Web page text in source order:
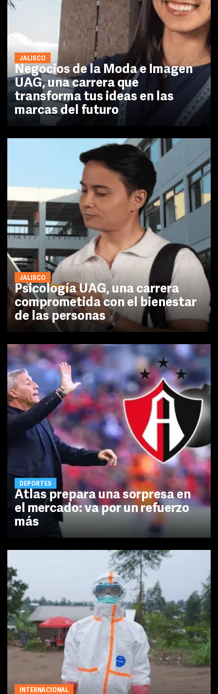
JALISCO
Negocios de la Moda e Imagen
UAG, una carrera que
transforma tus ideas en las
marcas del futuro
JALISCO
Psicología UAG, una carrera
comprometida con el bienestar
de las personas
DEPORTES
Atlas prepara una sorpresa en
el mercado: va por un refuerzo
más
INTERNACIONAL